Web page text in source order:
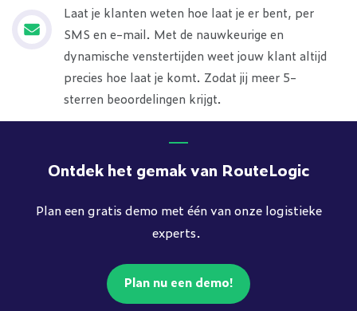
Laat je klanten weten hoe laat je er bent, per
SMS en e-mail. Met de nauwkeurige en
dynamische venstertijden weet jouw klant altijd
precies hoe laat je komt. Zodat jij meer 5-
sterren beoordelingen krijgt.
Ontdek het gemak van RouteLogic
Plan een gratis demo met één van onze logistieke
experts.
Plan nu een demo!